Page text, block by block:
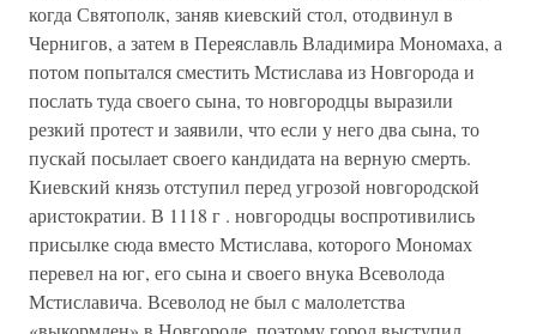
когда Святополк, заняв киевский стол, отодвинул в
Чернигов, а затем в Переяславль Владимира Мономаха, а
потом попытался сместить Мстислава из Новгорода и
послать туда своего сына, то новгородцы выразили
резкий протест и заявили, что если у него два сына, то
пускай посылает своего кандидата на верную смерть.
Киевский князь отступил перед угрозой новгородской
аристократии. В 1118 г . новгородцы воспротивились
присылке сюда вместо Мстислава, которого Мономах
перевел на юг, его сына и своего внука Всеволода
Мстиславича. Всеволод не был с малолетства